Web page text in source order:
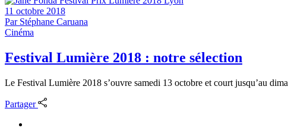
11 octobre 2018
Par Stéphane Caruana
Cinéma
Festival Lumière 2018 : notre sélection
Le Festival Lumière 2018 s’ouvre samedi 13 octobre et court jusqu’au
Partager